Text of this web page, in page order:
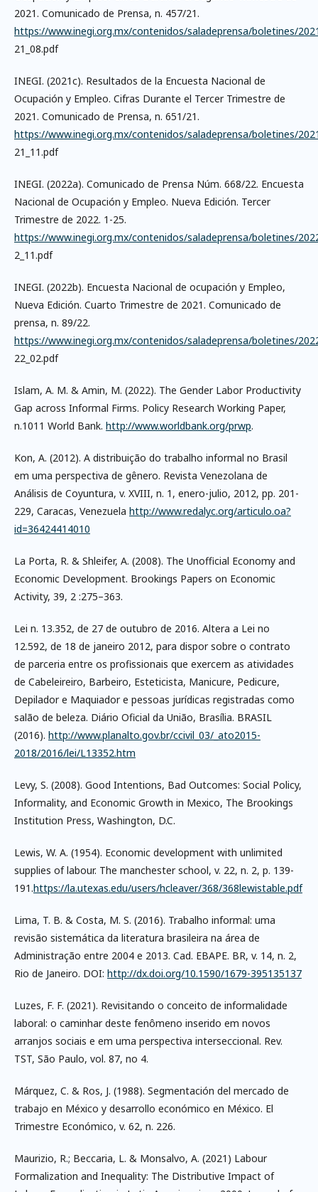
2021. Comunicado de Prensa, n. 457/21.
https://www.inegi.org.mx/contenidos/saladeprensa/boletines/
21_08.pdf
INEGI. (2021c). Resultados de la Encuesta Nacional de
Ocupación y Empleo. Cifras Durante el Tercer Trimestre de
2021. Comunicado de Prensa, n. 651/21.
https://www.inegi.org.mx/contenidos/saladeprensa/boletines/
21_11.pdf
INEGI. (2022a). Comunicado de Prensa Núm. 668/22. Encuesta
Nacional de Ocupación y Empleo. Nueva Edición. Tercer
Trimestre de 2022. 1-25.
https://www.inegi.org.mx/contenidos/saladeprensa/boletines/
2_11.pdf
INEGI. (2022b). Encuesta Nacional de ocupación y Empleo,
Nueva Edición. Cuarto Trimestre de 2021. Comunicado de
prensa, n. 89/22.
https://www.inegi.org.mx/contenidos/saladeprensa/boletines/
22_02.pdf
Islam, A. M. & Amin, M. (2022). The Gender Labor Productivity
Gap across Informal Firms. Policy Research Working Paper,
n.1011 World Bank. http://www.worldbank.org/prwp.
Kon, A. (2012). A distribuição do trabalho informal no Brasil
em uma perspectiva de gênero. Revista Venezolana de
Análisis de Coyuntura, v. XVIII, n. 1, enero-julio, 2012, pp. 201-
229, Caracas, Venezuela http://www.redalyc.org/articulo.oa?
id=36424414010
La Porta, R. & Shleifer, A. (2008). The Unofficial Economy and
Economic Development. Brookings Papers on Economic
Activity, 39, 2 :275–363.
Lei n. 13.352, de 27 de outubro de 2016. Altera a Lei no
12.592, de 18 de janeiro 2012, para dispor sobre o contrato
de parceria entre os profissionais que exercem as atividades
de Cabeleireiro, Barbeiro, Esteticista, Manicure, Pedicure,
Depilador e Maquiador e pessoas jurídicas registradas como
salão de beleza. Diário Oficial da União, Brasília. BRASIL
(2016). http://www.planalto.gov.br/ccivil_03/_ato2015-
2018/2016/lei/L13352.htm
Levy, S. (2008). Good Intentions, Bad Outcomes: Social Policy,
Informality, and Economic Growth in Mexico, The Brookings
Institution Press, Washington, D.C.
Lewis, W. A. (1954). Economic development with unlimited
supplies of labour. The manchester school, v. 22, n. 2, p. 139-
191.https://la.utexas.edu/users/hcleaver/368/368lewistable.pdf
Lima, T. B. & Costa, M. S. (2016). Trabalho informal: uma
revisão sistemática da literatura brasileira na área de
Administração entre 2004 e 2013. Cad. EBAPE. BR, v. 14, n. 2,
Rio de Janeiro. DOI: http://dx.doi.org/10.1590/1679-395135137
Luzes, F. F. (2021). Revisitando o conceito de informalidade
laboral: o caminhar deste fenômeno inserido em novos
arranjos sociais e em uma perspectiva interseccional. Rev.
TST, São Paulo, vol. 87, no 4.
Márquez, C. & Ros, J. (1988). Segmentación del mercado de
trabajo en México y desarrollo económico en México. El
Trimestre Económico, v. 62, n. 226.
Maurizio, R.; Beccaria, L. & Monsalvo, A. (2021) Labour
Formalization and Inequality: The Distributive Impact of